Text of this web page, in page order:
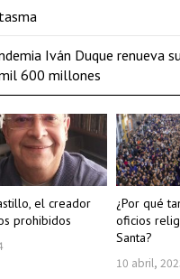
el creador
prohibidos
¿Por qué
oficios
Santa?
10 abril,
Iván Duque renueva
600 millones